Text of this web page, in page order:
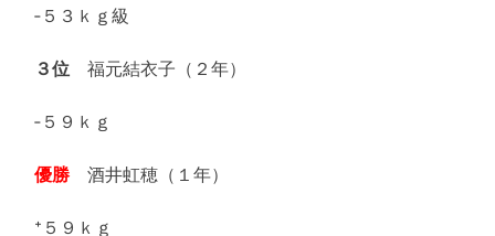
‐５３ｋｇ級
３位 福元結衣子（２年）
‐５９ｋｇ
優勝 酒井虹穂（１年）
⁺５９ｋｇ